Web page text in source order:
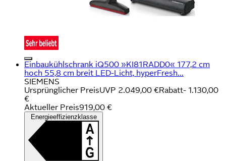
Einbaukühlschrank iQ500 »KI81RADD0« 177,2 cm
hoch 55,8 cm breit LED-Licht, hyperFresh...
SIEMENS
Ursprünglicher PreisUVP 2.049,00 €Rabatt- 1.130,00
€
Aktueller Preis919,00 €
Energieeffizienzklasse